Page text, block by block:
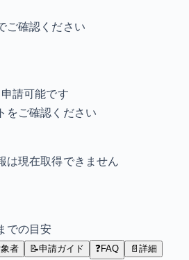
ご確認ください
請可能です
をご確認ください
は現在取得できません
での目安
者 📝申請ガイド ❓FAQ 📄 詳細